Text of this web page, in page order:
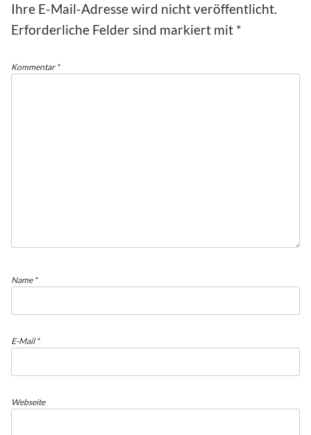
Ihre E-Mail-Adresse wird nicht veröffentlicht.
Erforderliche Felder sind markiert mit *
Kommentar *
Name *
E-Mail*
Webseite